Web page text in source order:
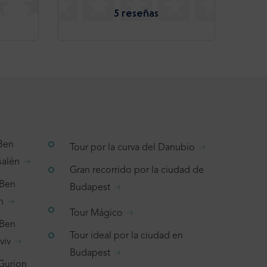
5 reseñas
Tour por la curva del Danubio
Gran recorrido por la ciudad de
Budapest
Tour Mágico
Tour ideal por la ciudad en
Budapest